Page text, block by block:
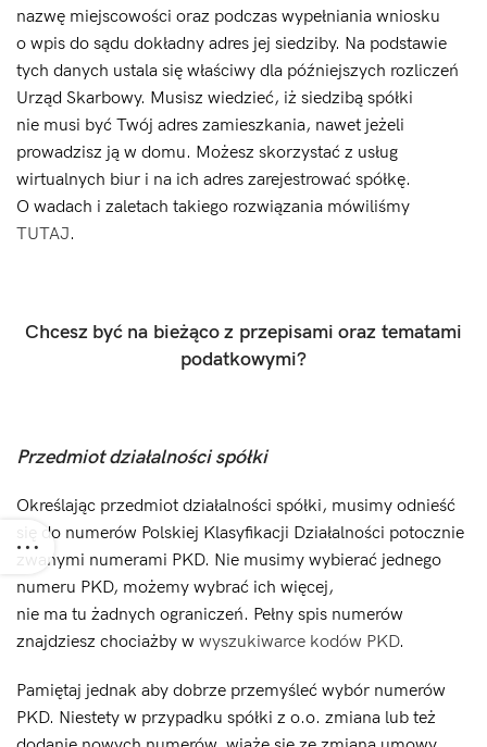
nazwę miejscowości oraz podczas wypełniania wniosku
o wpis do sądu dokładny adres jej siedziby. Na podstawie
tych danych ustala się właściwy dla późniejszych rozliczeń
Urząd Skarbowy. Musisz wiedzieć, iż siedzibą spółki
nie musi być Twój adres zamieszkania, nawet jeżeli
prowadzisz ją w domu. Możesz skorzystać z usług
wirtualnych biur i na ich adres zarejestrować spółkę.
O wadach i zaletach takiego rozwiązania mówiliśmy
TUTAJ.
Chcesz być na bieżąco z przepisami oraz tematami
podatkowymi?
Przedmiot działalności spółki
Określając przedmiot działalności spółki, musimy odnieść
się do numerów Polskiej Klasyfikacji Działalności potocznie
zwanymi numerami PKD. Nie musimy wybierać jednego
numeru PKD, możemy wybrać ich więcej,
nie ma tu żadnych ograniczeń. Pełny spis numerów
znajdziesz chociażby w wyszukiwarce kodów PKD.
Pamiętaj jednak aby dobrze przemyśleć wybór numerów
PKD. Niestety w przypadku spółki z o.o. zmiana lub też